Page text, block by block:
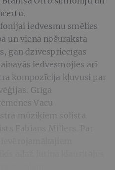
iedvesmu smēlies
un vienā nošurakstā
gan dzīvespriecīgas
iedvesmojies arī
kompozīcija kļuvusi par
Grīga
Vācu
mūziķiem solista